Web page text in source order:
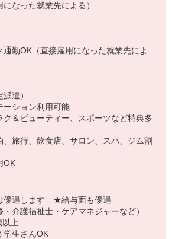
なった就業先による）
勤OK（直接雇用になった就業先によ
遣）
ション利用可能
＆ビューティー、スポーツなど特典多
、旅行、飲食店、サロン、スパ、ジム割
OK
優遇します ★給与面も優遇
・介護福祉士・ケアマネジャーなど）
上
学生さんOK